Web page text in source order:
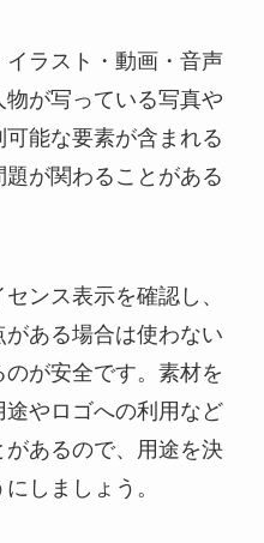
ラスト・動画・音声
が写っている写真や
能な要素が含まれる
が関わることがある
ンス表示を確認し、
ある場合は使わない
が安全です。素材を
やロゴへの利用など
あるので、用途を決
しましょう。